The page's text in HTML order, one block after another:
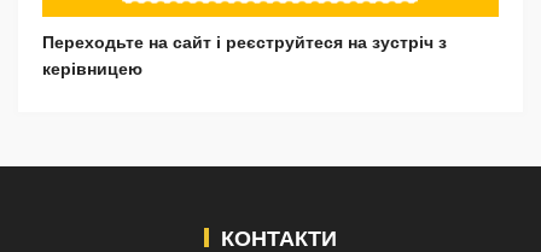
Переходьте на сайт і реєструйтеся на зустріч з
керівницею
КОНТАКТИ